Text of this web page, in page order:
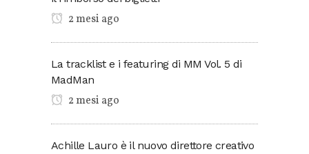
2 mesi ago
La tracklist e i featuring di MM Vol. 5 di
MadMan
2 mesi ago
Achille Lauro è il nuovo direttore creativo